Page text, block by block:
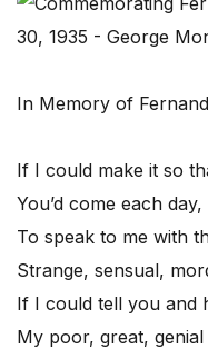
In Memory of
If I could make it so
You’d come each
To speak to me with
Strange, sensual,
If I could tell you and
My poor, great, genial